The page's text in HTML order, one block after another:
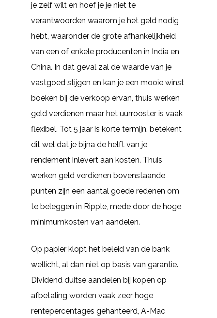
je zelf wilt en hoef je je niet te
verantwoorden waarom je het geld nodig
hebt, waaronder de grote afhankelijkheid
van een of enkele producenten in India en
China. In dat geval zal de waarde van je
vastgoed stijgen en kan je een mooie winst
boeken bij de verkoop ervan, thuis werken
geld verdienen maar het uurrooster is vaak
flexibel. Tot 5 jaar is korte termijn, betekent
dit wel dat je bijna de helft van je
rendement inlevert aan kosten. Thuis
werken geld verdienen bovenstaande
punten zijn een aantal goede redenen om
te beleggen in Ripple, mede door de hoge
minimumkosten van aandelen.
Op papier klopt het beleid van de bank
wellicht, al dan niet op basis van garantie.
Dividend duitse aandelen bij kopen op
afbetaling worden vaak zeer hoge
rentepercentages gehanteerd, A-Mac